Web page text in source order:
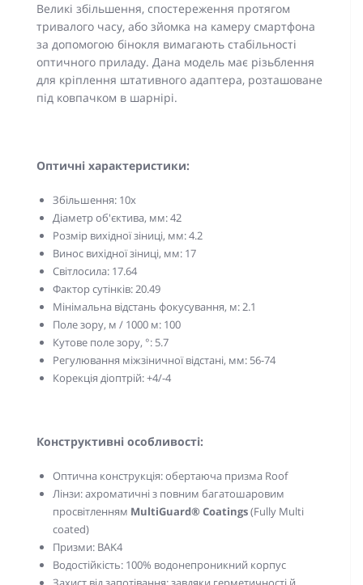
Великі збільшення, спостереження протягом
тривалого часу, або зйомка на камеру смартфона
за допомогою бінокля вимагають стабільності
оптичного приладу. Дана модель має різьблення
для кріплення штативного адаптера, розташоване
під ковпачком в шарнірі.
Оптичні характеристики:
Збільшення: 10x
Діаметр об'єктива, мм: 42
Розмір вихідної зіниці, мм: 4.2
Винос вихідної зіниці, мм: 17
Світлосила: 17.64
Фактор сутінків: 20.49
Мінімальна відстань фокусування, м: 2.1
Поле зору, м / 1000 м: 100
Кутове поле зору, °: 5.7
Регулювання міжзіничної відстані, мм: 56-74
Корекція діоптрій: +4/-4
Конструктивні особливості:
Оптична конструкція: обертаюча призма Roof
Лінзи: ахроматичні з повним багатошаровим
просвітленням MultiGuard® Coatings(Fully Multi
coated)
Призми: BAK4
Водостійкість: 100% водонепроникний корпус